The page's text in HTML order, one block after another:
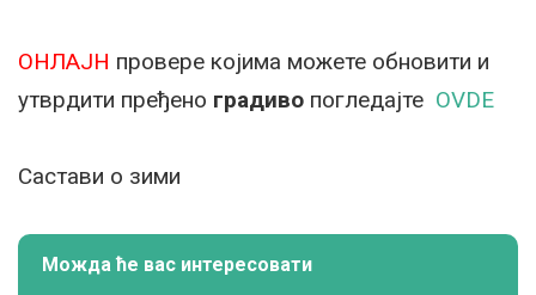
ОНЛАЈН провере којима можете обновити и
утврдити пређено градиво погледајте OVDE
Састави о зими
Можда ће вас интересовати